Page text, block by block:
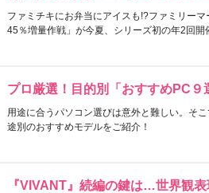
ファミチキにお弁当にアイスも!?ファミリー
45％増量作戦」が今夏、シリーズ初の年2回開
プロ厳選！目的別「おすすめPC９
用途に合うパソコン選びは意外と難しい。そ
途別のおすすめモデルをご紹介！
『VIVANT』続編の鍵は…世界観